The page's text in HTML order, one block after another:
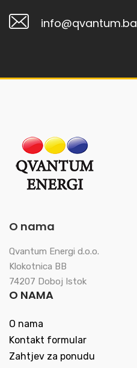
info@qvantum.ba
O nama
Qvantum Energi d.o.o.
Klokotnica BB
74207 Doboj Istok
O NAMA
O nama
Kontakt formular
Zahtjev za ponudu